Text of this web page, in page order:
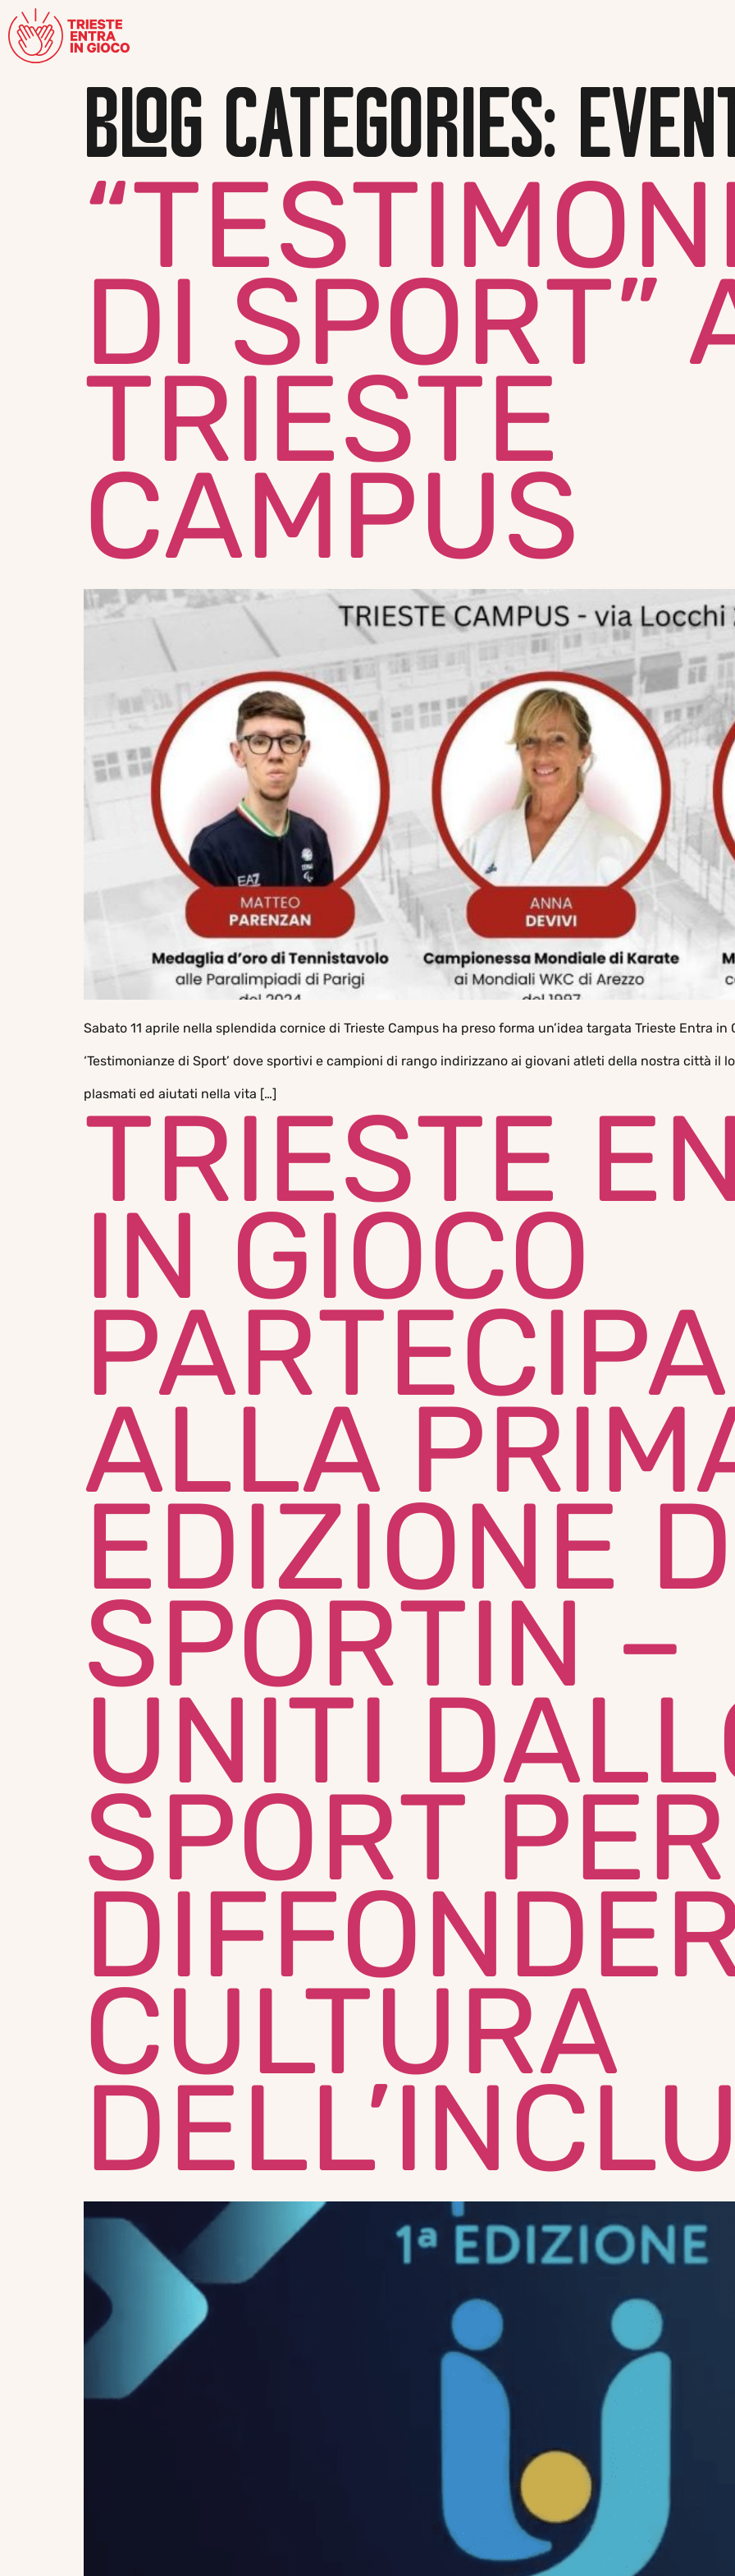
BLOG CATEGORIES:
DI SPORT”
TRIESTE
CAMPUS
Sabato 11 aprile nella splendida cornice di Trieste Campus ha preso forma un’idea targata Trieste Entra
‘Testimonianze di Sport’ dove sportivi e campioni di rango indirizzano ai giovani atleti della nostra città il
plasmati ed aiutati nella vita […]
TRIESTE
IN GIOCO
PARTECIPA
ALLA
EDIZIONE
SPORTIN –
UNITI
SPORT PER
CULTURA